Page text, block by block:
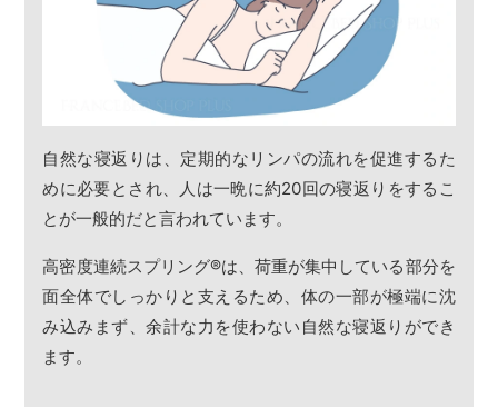
自然な寝返りは、定期的なリンパの流れを促進するた
めに必要とされ、人は一晩に約20回の寝返りをするこ
とが一般的だと言われています。
高密度連続スプリング®は、荷重が集中している部分を
面全体でしっかりと支えるため、体の一部が極端に沈
み込みまず、余計な力を使わない自然な寝返りができ
ます。